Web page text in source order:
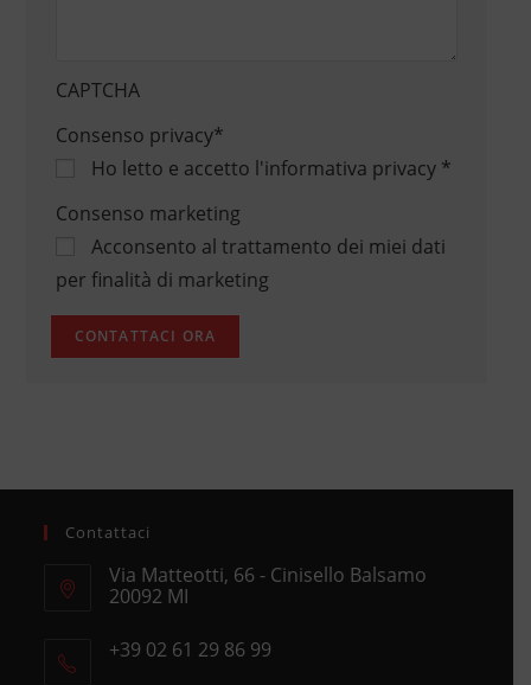
CAPTCHA
Consenso privacy*
Ho letto e accetto l'informativa privacy*
Consenso marketing
Acconsento al trattamento dei miei dati
per finalità di marketing
Contattaci
Via Matteotti, 66 - Cinisello Balsamo
20092 MI
in
+39 02 61 29 86 99